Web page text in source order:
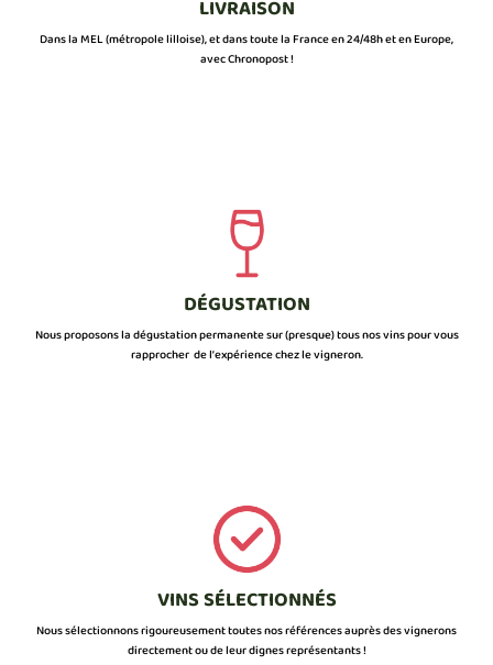
LIVRAISON
Dans la MEL (métropole lilloise), et dans toute la France en 24/48h et en Europe,
avec Chronopost !
DÉGUSTATION
Nous proposons la dégustation permanente sur (presque) tous nos vins pour vous
rapprocher de l’expérience chez le vigneron.
VINS SÉLECTIONNÉS
Nous sélectionnons rigoureusement toutes nos références auprès des vignerons
directement ou de leur dignes représentants !